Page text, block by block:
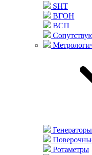
SHT
ВГОН
ВСП
Ротаметры